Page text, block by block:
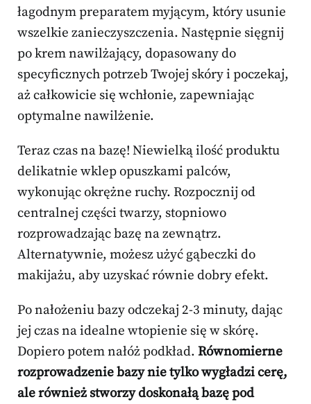
łagodnym preparatem myjącym, który usunie
wszelkie zanieczyszczenia. Następnie sięgnij
po krem nawilżający, dopasowany do
specyficznych potrzeb Twojej skóry i poczekaj,
aż całkowicie się wchłonie, zapewniając
optymalne nawilżenie.
Teraz czas na bazę! Niewielką ilość produktu
delikatnie wklep opuszkami palców,
wykonując okrężne ruchy. Rozpocznij od
centralnej części twarzy, stopniowo
rozprowadzając bazę na zewnątrz.
Alternatywnie, możesz użyć gąbeczki do
makijażu, aby uzyskać równie dobry efekt.
Po nałożeniu bazy odczekaj 2-3 minuty, dając
jej czas na idealne wtopienie się w skórę.
Dopiero potem nałóż podkład. Równomierne
rozprowadzenie bazy nie tylko wygładzi cerę,
ale również stworzy doskonałą bazę pod